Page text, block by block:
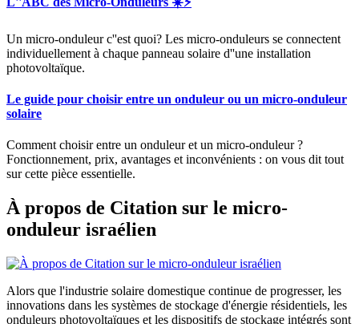
Un micro-onduleur c''est quoi? Les micro-onduleurs se connectent
individuellement à chaque panneau solaire d''une installation
photovoltaïque.
Le guide pour choisir entre un onduleur ou un micro-onduleur
solaire
Comment choisir entre un onduleur et un micro-onduleur ?
Fonctionnement, prix, avantages et inconvénients : on vous dit tout
sur cette pièce essentielle.
À propos de Citation sur le micro-
onduleur israélien
Alors que l'industrie solaire domestique continue de progresser, les
innovations dans les systèmes de stockage d'énergie résidentiels, les
onduleurs photovoltaïques et les dispositifs de stockage intégrés sont